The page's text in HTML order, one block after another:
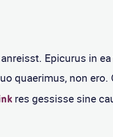
Epicurus in
quaerimus, non ero.
res gessisse sine